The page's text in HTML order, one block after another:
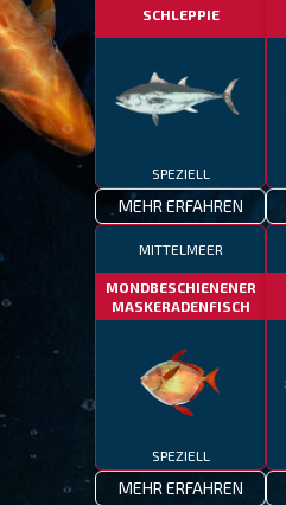
SCHLEPPIE
SPEZIELL
MEHR ERFAHREN
MITTELMEER
MONDBESCHIENENER
MASKERADENFISCH
SPEZIELL
MEHR ERFAHREN